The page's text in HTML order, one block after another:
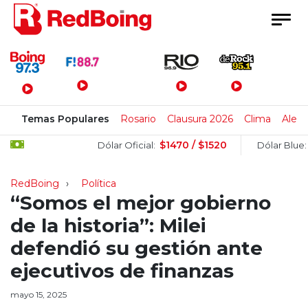
Menú Principal
Temas Populares Rosario Clausura 2026 Clima
Dólar Oficial: $1470 / $1520 Dólar Blue:
RedBoing Política
“Somos el mejor gobierno
de la historia”: Milei
defendió su gestión ante
ejecutivos de finanzas
mayo 15, 2025